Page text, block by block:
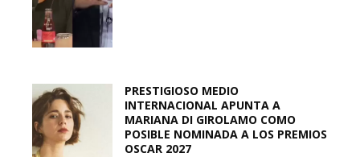
PRESTIGIOSO MEDIO
INTERNACIONAL APUNTA A
MARIANA DI GIROLAMO COMO
POSIBLE NOMINADA A LOS PREMIOS
OSCAR 2027